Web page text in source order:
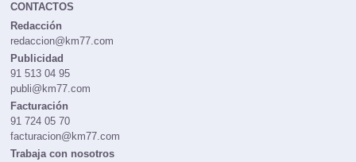
CONTACTOS
Redacción
redaccion@km77.com
Publicidad
91 513 04 95
publi@km77.com
Facturación
91 724 05 70
facturacion@km77.com
Trabaja con nosotros